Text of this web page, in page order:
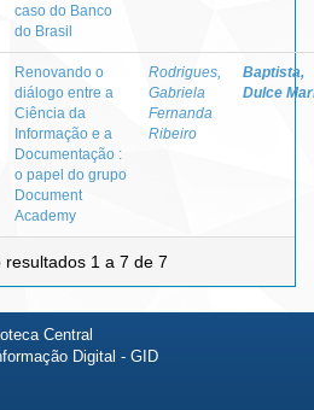
caso do Banco
do Brasil
Renovando o
diálogo entre a
Ciência da
Informação e a
Documentação :
o papel do grupo
Document
Academy
Rodrigues,
Gabriela
Fernanda
Ribeiro
Baptista,
Dulce
resultados 1 a 7 de 7
Central
Digital - GID